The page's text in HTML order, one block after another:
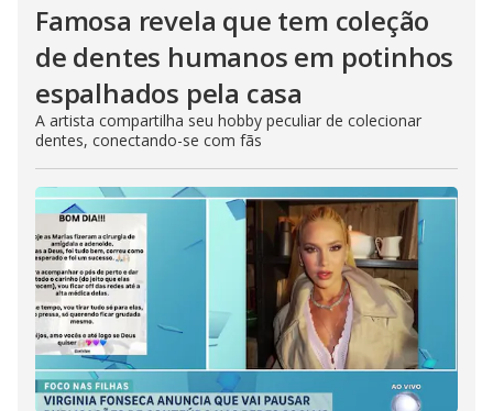
Famosa revela que tem coleção
de dentes humanos em potinhos
espalhados pela casa
A artista compartilha seu hobby peculiar de colecionar
dentes, conectando-se com fãs